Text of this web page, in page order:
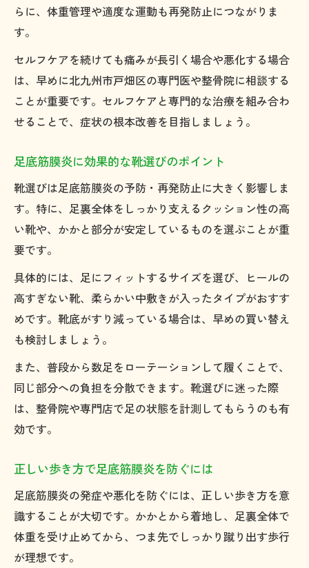
らに、体重管理や適度な運動も再発防止につながりま
す。
セルフケアを続けても痛みが長引く場合や悪化する場合
は、早めに北九州市戸畑区の専門医や整骨院に相談する
ことが重要です。セルフケアと専門的な治療を組み合わ
せることで、症状の根本改善を目指しましょう。
足底筋膜炎に効果的な靴選びのポイント
靴選びは足底筋膜炎の予防・再発防止に大きく影響しま
す。特に、足裏全体をしっかり支えるクッション性の高
い靴や、かかと部分が安定しているものを選ぶことが重
要です。
具体的には、足にフィットするサイズを選び、ヒールの
高すぎない靴、柔らかい中敷きが入ったタイプがおすす
めです。靴底がすり減っている場合は、早めの買い替え
も検討しましょう。
また、普段から数足をローテーションして履くことで、
同じ部分への負担を分散できます。靴選びに迷った際
は、整骨院や専門店で足の状態を計測してもらうのも有
効です。
正しい歩き方で足底筋膜炎を防ぐには
足底筋膜炎の発症や悪化を防ぐには、正しい歩き方を意
識することが大切です。かかとから着地し、足裏全体で
体重を受け止めてから、つま先でしっかり蹴り出す歩行
が理想です。